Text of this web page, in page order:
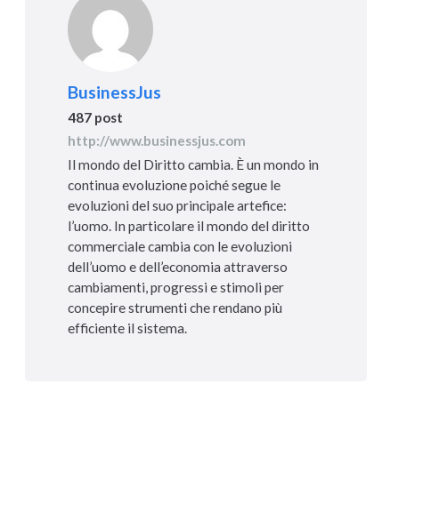
BusinessJus
487 post
http://www.businessjus.com
Il mondo del Diritto cambia. È un mondo in
continua evoluzione poiché segue le
evoluzioni del suo principale artefice:
l’uomo. In particolare il mondo del diritto
commerciale cambia con le evoluzioni
dell’uomo e dell’economia attraverso
cambiamenti, progressi e stimoli per
concepire strumenti che rendano più
efficiente il sistema.